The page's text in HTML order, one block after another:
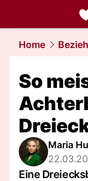
liebe.
Home
So
Maria
Eine